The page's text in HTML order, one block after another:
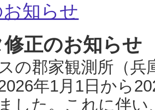
知らせ
正のお知らせ
の郡家観測所（
年1月1日から
した。これに伴い